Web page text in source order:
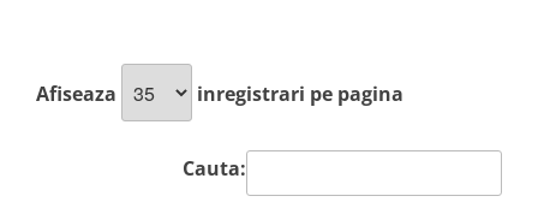
Afiseaza inregistrari pe pagina
Cauta: